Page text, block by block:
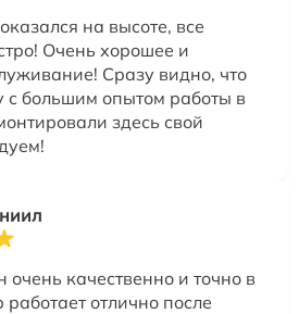
на высоте, все
Очень хорошее и
Сразу видно, что
с большим опытом работы в
здесь свой
очень качественно и точно в
отлично после